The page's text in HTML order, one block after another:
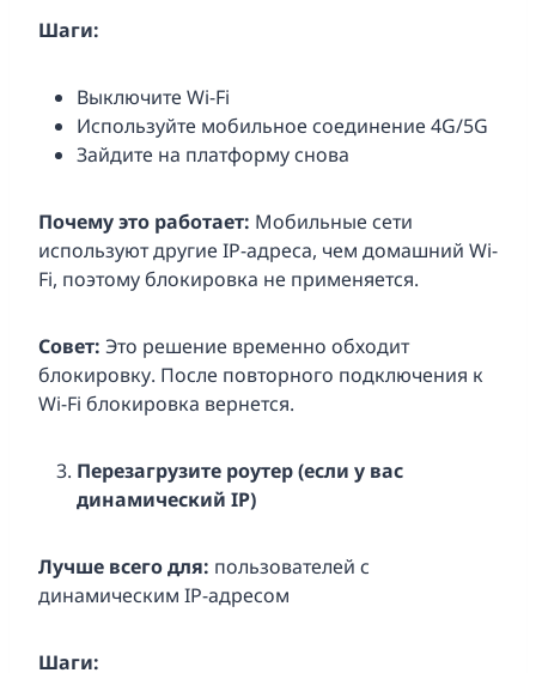
Шаги:
Выключите Wi-Fi
Используйте мобильное соединение 4G/5G
Зайдите на платформу снова
Почему это работает: Мобильные сети
используют другие IP-адреса, чем домашний Wi-
Fi, поэтому блокировка не применяется.
Совет: Это решение временно обходит
блокировку. После повторного подключения к
Wi-Fi блокировка вернется.
Перезагрузите роутер (если у вас
динамический IP)
Лучше всего для: пользователей с
динамическим IP-адресом
Шаги: